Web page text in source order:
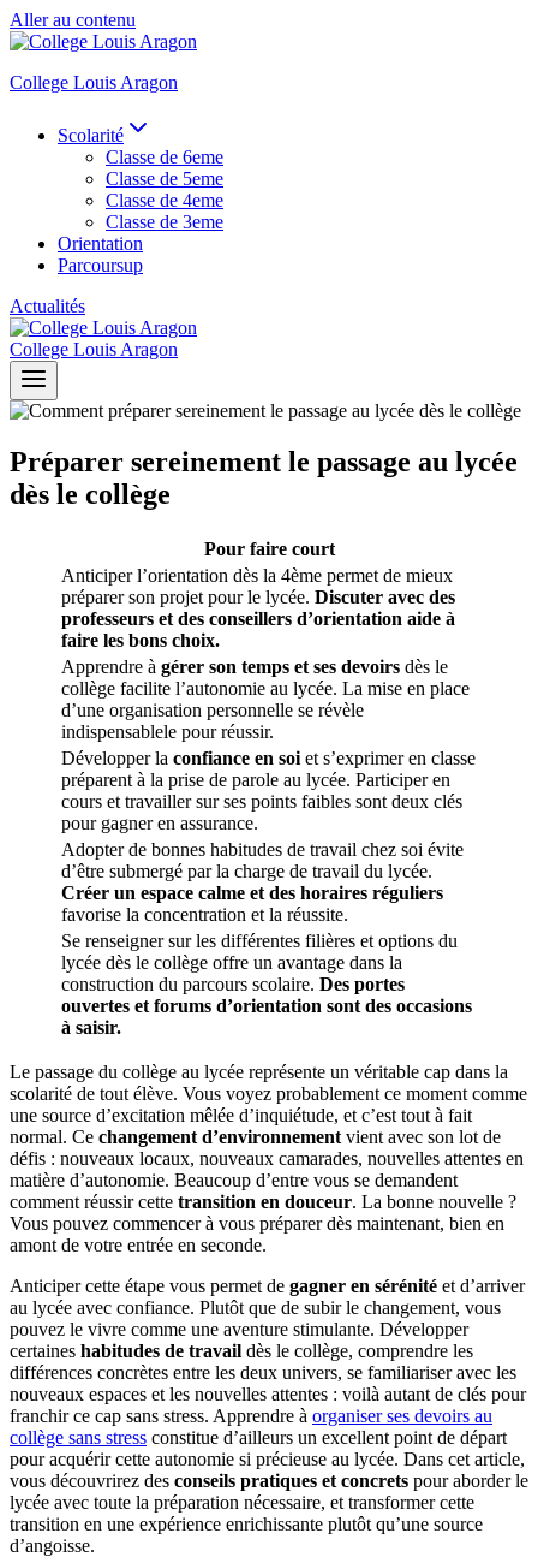
Aller au contenu
College Louis Aragon
Scolarité
Classe de 6eme
Classe de 5eme
Classe de 4eme
Classe de 3eme
Orientation
Parcoursup
Actualités
College Louis Aragon
Préparer sereinement le passage au lycée
dès le collège
Pour faire court
Anticiper l’orientation dès la 4ème permet de mieux
préparer son projet pour le lycée. Discuter avec des
professeurs et des conseillers d’orientation aide à
faire les bons choix.
Apprendre à gérer son temps et ses devoirs dès le
collège facilite l’autonomie au lycée. La mise en place
d’une organisation personnelle se révèle
indispensablele pour réussir.
Développer la confiance en soi et s’exprimer en classe
préparent à la prise de parole au lycée. Participer en
cours et travailler sur ses points faibles sont deux clés
pour gagner en assurance.
Adopter de bonnes habitudes de travail chez soi évite
d’être submergé par la charge de travail du lycée.
Créer un espace calme et des horaires réguliers
favorise la concentration et la réussite.
Se renseigner sur les différentes filières et options du
lycée dès le collège offre un avantage dans la
construction du parcours scolaire. Des portes
ouvertes et forums d’orientation sont des occasions
à saisir.
Le passage du collège au lycée représente un véritable cap dans la
scolarité de tout élève. Vous voyez probablement ce moment comme
une source d’excitation mêlée d’inquiétude, et c’est tout à fait
normal. Ce changement d’environnement vient avec son lot de
défis : nouveaux locaux, nouveaux camarades, nouvelles attentes en
matière d’autonomie. Beaucoup d’entre vous se demandent
comment réussir cette transition en douceur. La bonne nouvelle ?
Vous pouvez commencer à vous préparer dès maintenant, bien en
amont de votre entrée en seconde.
Anticiper cette étape vous permet de gagner en sérénité et d’arriver
au lycée avec confiance. Plutôt que de subir le changement, vous
pouvez le vivre comme une aventure stimulante. Développer
certaines habitudes de travail dès le collège, comprendre les
différences concrètes entre les deux univers, se familiariser avec les
nouveaux espaces et les nouvelles attentes : voilà autant de clés pour
franchir ce cap sans stress. Apprendre à organiser ses devoirs au
collège sans stress constitue d’ailleurs un excellent point de départ
pour acquérir cette autonomie si précieuse au lycée. Dans cet article,
vous découvrirez des conseils pratiques et concrets pour aborder le
lycée avec toute la préparation nécessaire, et transformer cette
transition en une expérience enrichissante plutôt qu’une source
d’angoisse.